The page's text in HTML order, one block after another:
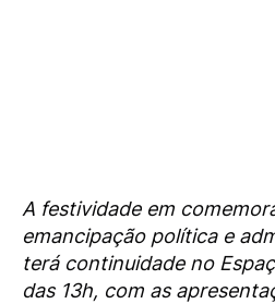
A festividade em
emancipação política e
terá continuidade no
das 13h, com as